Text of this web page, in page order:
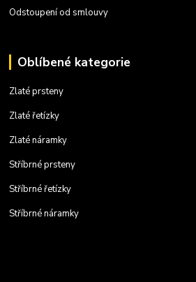
Odstoupení od smlouvy
Oblíbené kategorie
Zlaté prsteny
Zlaté řetízky
Zlaté náramky
Stříbrné prsteny
Stříbrné řetízky
Stříbrné náramky